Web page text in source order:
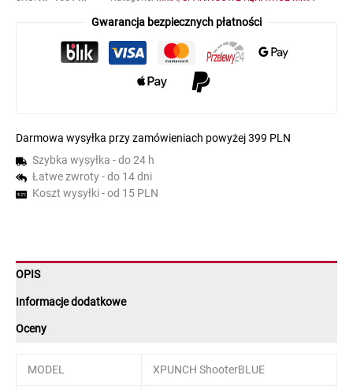
Gwarancja bezpiecznych płatności
Darmowa wysyłka przy zamówieniach powyżej 399 PLN
Szybka wysyłka - do 24 h
Łatwe zwroty - do 14 dni
Koszt wysyłki - od 15 PLN
OPIS
Informacje dodatkowe
Oceny
MODEL XPUNCH ShooterBLUE